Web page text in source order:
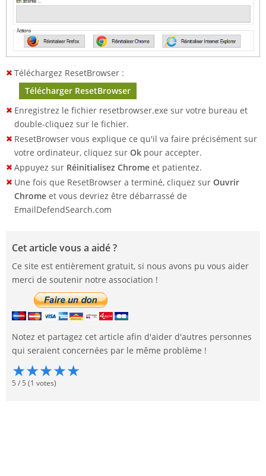
Téléchargez ResetBrowser :
Télécharger ResetBrowser
Enregistrez le fichier resetbrowser.exe sur votre bureau et
double-cliquez sur le fichier.
ResetBrowser vous explique ce qu'il va faire précisément sur
votre ordinateur, cliquez sur Ok pour accepter.
Appuyez sur Réinitialisez Chrome et patientez.
Une fois que ResetBrowser a terminé, cliquez sur Ouvrir
Chrome et vous devriez être débarrassé de
EmailDefendSearch.com
Cet article vous a aidé ?
Ce site est entièrement gratuit, si nous avons pu vous aider
merci de soutenir notre association !
Notez et partagez cet article afin d'aider d'autres personnes
qui seraient concernées par le même problème !
★★★★★
5 / 5 (1 votes)